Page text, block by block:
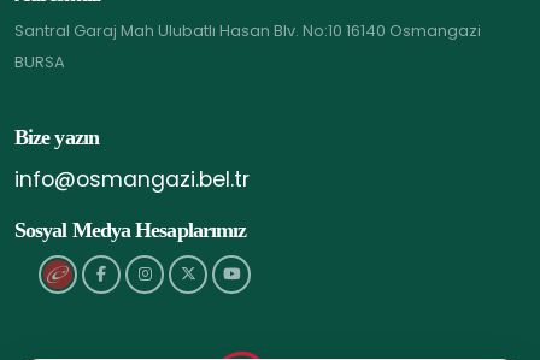
Santral Garaj Mah Ulubatlı Hasan Blv. No:10 16140 Osmangazi
BURSA
Bize yazın
info@osmangazi.bel.tr
Sosyal Medya Hesaplarımız